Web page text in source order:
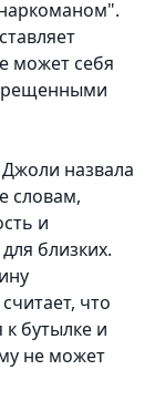
может себя
назвала
словам,
и
близких.
что
бутылке и
не может